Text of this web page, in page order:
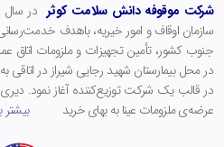
شرکت موقوفه دانش سلامت کوثر
سازمان اوقاف و امور خیریه، باهدف
جنوب کشور، تأمین تجهیزات و ملزومات اتاق
در قالب یک شرکت توزیع‌کننده آغاز نمود.
عرضه‌ی ملزومات عینا به بهای خریدبیشتر